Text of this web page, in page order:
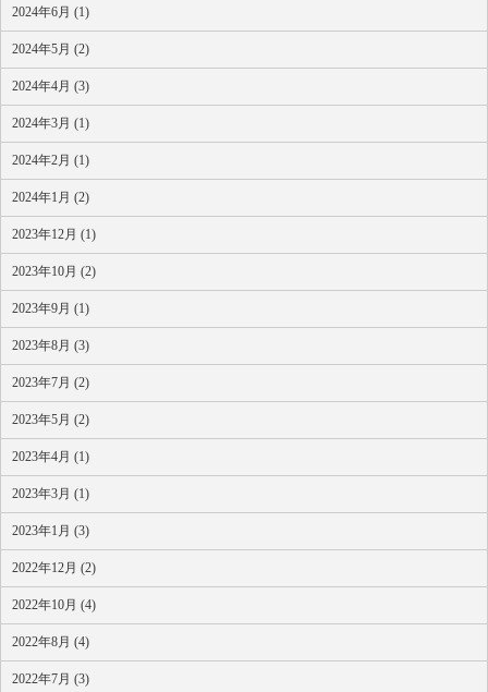
2024年6月 (1)
2024年5月 (2)
2024年4月 (3)
2024年3月 (1)
2024年2月 (1)
2024年1月 (2)
2023年12月 (1)
2023年10月 (2)
2023年9月 (1)
2023年8月 (3)
2023年7月 (2)
2023年5月 (2)
2023年4月 (1)
2023年3月 (1)
2023年1月 (3)
2022年12月 (2)
2022年10月 (4)
2022年8月 (4)
2022年7月 (3)